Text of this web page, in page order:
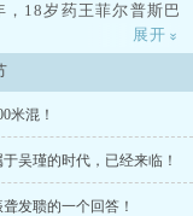
，18岁药王菲尔普斯巴
迹。而12岁的吴瑾带
扬的同门师兄。
短距离垄断，到4*100
队的队友，一一打破，
展开 »
米混！
吴瑾的时代，已经来临！
发聩的一个回答！